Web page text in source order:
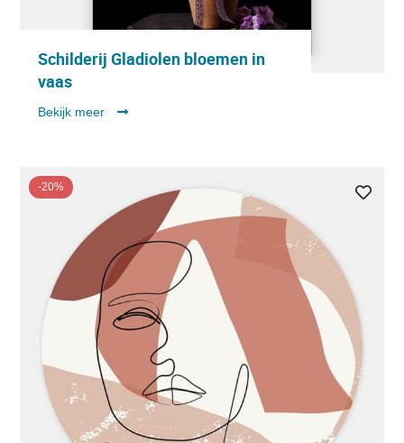
Schilderij Gladiolen bloemen in
vaas
Bekijk meer
-20%